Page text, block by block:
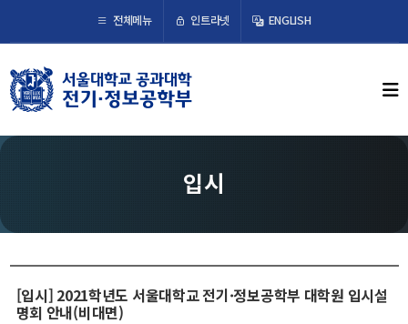
전체메뉴 인트라넷 ENGLISH ×
학부뉴스
뉴스
조직도
입시
[입시] 2021학년도 서울대학교 전기·정보공학부 대학원 입시설
명회 안내(비대면)